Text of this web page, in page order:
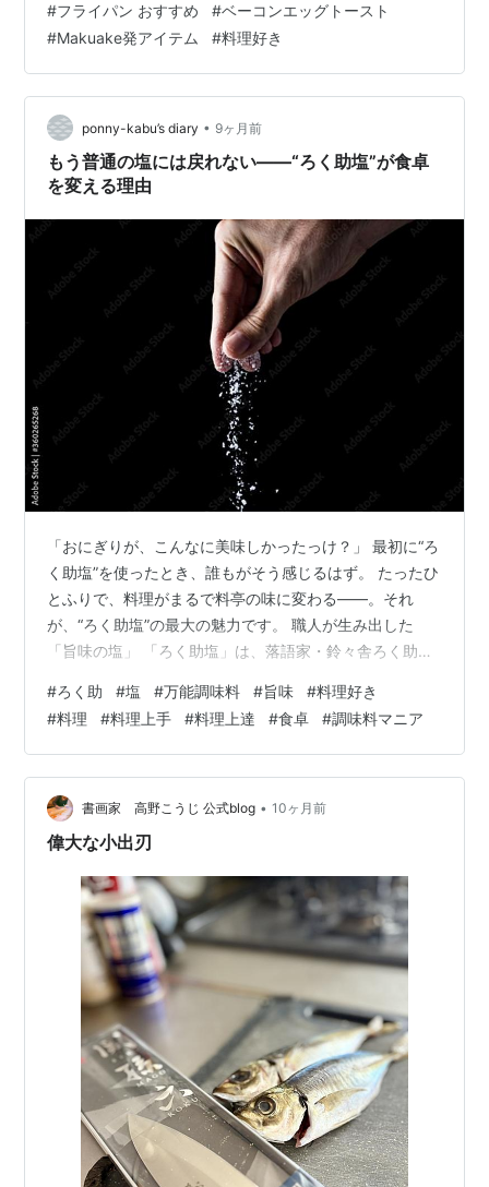
管とか虫がこわいし…くっつきやすいし…お高いし… っ
て感じで、いろいろと面倒くさくてごめんなさいしてた
んですよね(:3_ヽ)_ そしたらこちらのゼロフライパンを、
なんかたまたま無料でゲットできたそうなので1つ分けて
くれました。 ゼロフライパンとは？ 使ってみた感想 軽…
#フライパン おすすめ #ベーコンエッグトースト
#Makuake発アイテム #料理好き
ponny-kabu’s diary • 9ヶ月前
もう普通の塩には戻れない——“ろく助塩”が食卓
を変える理由
「おにぎりが、こんなに美味しかったっけ？」 最初に“ろ
く助塩”を使ったとき、誰もがそう感じるはず。 たったひ
とふりで、料理がまるで料亭の味に変わる——。それ
が、“ろく助塩”の最大の魅力です。 職人が生み出した
「旨味の塩」 「ろく助塩」は、落語家・鈴々舎ろく助さ
った天然素材をブレンドし、“出汁の香りがする塩”として
人気を集めています。 塩なのに、塩っぽくない。 素材の
味をまろやかに引き立てる“旨味のバランス”が絶妙なんで
す。 口コミで広がる！ろく助塩が愛される5つの理由 ①
どんな料理も料亭級に変わるおにぎり、ステーキ、卵焼
き、天ぷら——いつも…
#ろく助 #塩 #万能調味料 #旨味 #料理好き
#料理 #料理上手 #料理上達 #食卓 #調味料マニア
書画家 高野こうじ 公式blog • 10ヶ月前
偉大な小出刃